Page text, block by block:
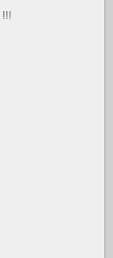
!!!